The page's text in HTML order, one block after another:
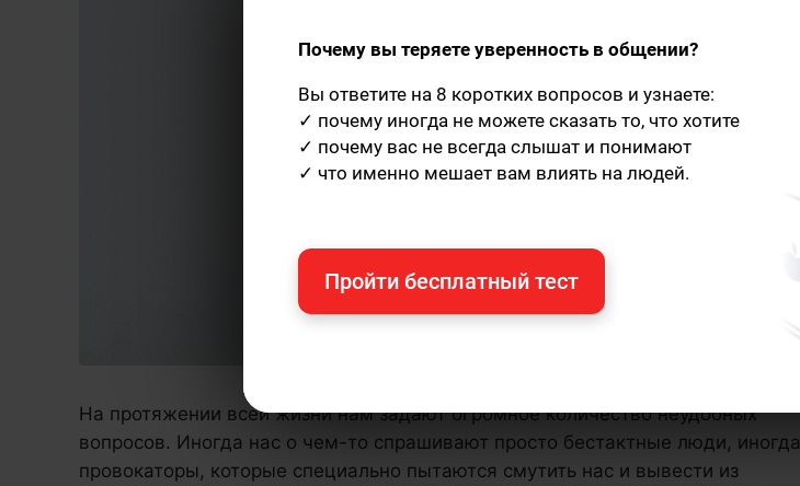
На протяжении всей жизни нам задают огромное количество неудобных
вопросов. Иногда нас о чем-то спрашивают просто бестактные люди, иногда
провокаторы, которые специально пытаются смутить нас и вывести из
Почему вы теряете уверенность в общении?
Вы ответите на 8 коротких вопросов и узнаете:
✓ почему иногда не можете сказать то, что хотите
✓ почему вас не всегда слышат и понимают
✓ что именно мешает вам влиять на людей.
Пройти бесплатный тест